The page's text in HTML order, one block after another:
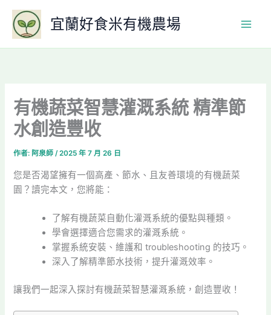
要
宜蘭好食米有機農場
有機蔬菜智慧灌溉系統 精準節
水創造豐收
作者: 阿泉師/2025 年 7 月 26 日
您是否渴望擁有一個高產、節水、且友善環境的有機蔬菜
園？讀完本文，您將能：
了解有機蔬菜自動化灌溉系統的優點與種類。
學會選擇適合您需求的灌溉系統。
掌握系統安裝、維護和 troubleshooting 的技巧。
深入了解精準節水技術，提升灌溉效率。
讓我們一起深入探討有機蔬菜智慧灌溉系統，創造豐收！